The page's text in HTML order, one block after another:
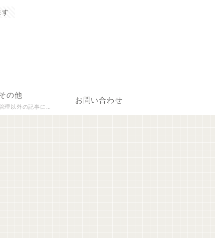
す
の他
事について執筆しています。
お問い合わせ